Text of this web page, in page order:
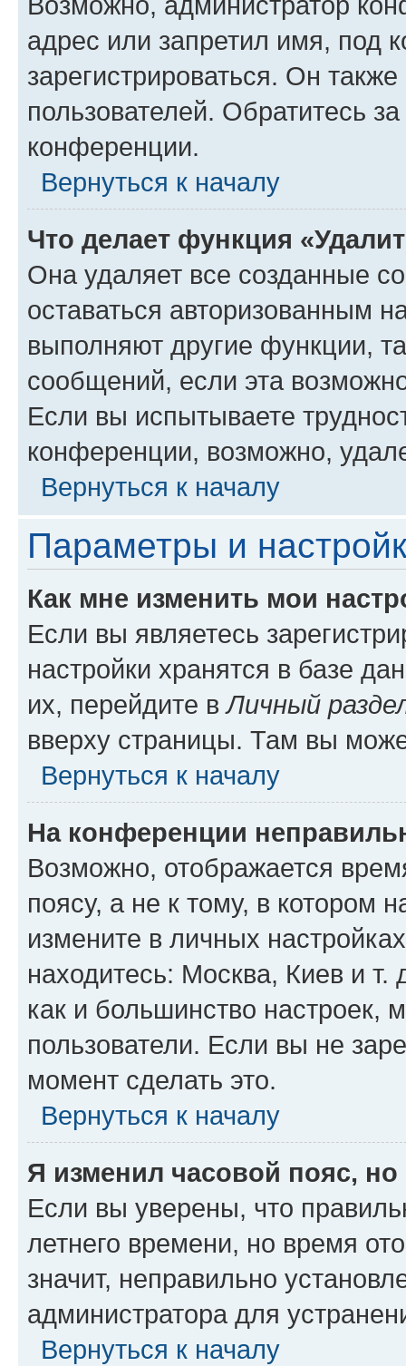
адрес или запретил имя, под
зарегистрироваться. Он
пользователей. Обратитесь
конференции.
Вернуться к началу
Что делает функция
Она удаляет все созданные
оставаться авторизованным
выполняют другие функции,
сообщений, если эта
Если вы испытываете
конференции, возможно,
Вернуться к началу
Параметры и
Как мне изменить мои
Если вы являетесь
настройки хранятся в базе
их, перейдите вЛичный
вверху страницы. Там вы
Вернуться к началу
На конференции
Возможно, отображается
поясу, а не к тому, в котором
измените в личных
находитесь: Москва, Киев и т.
как и большинство настроек,
пользователи. Если вы не
момент сделать это.
Вернуться к началу
Я изменил часовой пояс,
Если вы уверены, что
летнего времени, но время
значит, неправильно
администратора для
Вернуться к началу